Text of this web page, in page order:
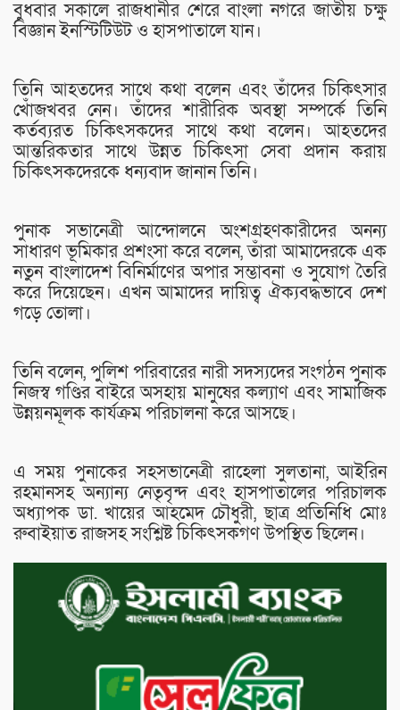
বুধবার সকালে রাজধানীর শেরে বাংলা নগরে জাতীয় চক্ষু
বিজ্ঞান ইনস্টিটিউট ও হাসপাতালে যান।
তিনি আহতদের সাথে কথা বলেন এবং তাঁদের চিকিৎসার
খোঁজখবর নেন। তাঁদের শারীরিক অবস্থা সম্পর্কে তিনি
কর্তব্যরত চিকিৎসকদের সাথে কথা বলেন। আহতদের
আন্তরিকতার সাথে উন্নত চিকিৎসা সেবা প্রদান করায়
চিকিৎসকদেরকে ধন্যবাদ জানান তিনি।
পুনাক সভানেত্রী আন্দোলনে অংশগ্রহণকারীদের অনন্য
সাধারণ ভূমিকার প্রশংসা করে বলেন, তাঁরা আমাদেরকে এক
নতুন বাংলাদেশ বিনির্মাণের অপার সম্ভাবনা ও সুযোগ তৈরি
করে দিয়েছেন। এখন আমাদের দায়িত্ব ঐক্যবদ্ধভাবে দেশ
গড়ে তোলা।
তিনি বলেন, পুলিশ পরিবারের নারী সদস্যদের সংগঠন পুনাক
নিজস্ব গণ্ডির বাইরে অসহায় মানুষের কল্যাণ এবং সামাজিক
উন্নয়নমূলক কার্যক্রম পরিচালনা করে আসছে।
এ সময় পুনাকের সহসভানেত্রী রাহেলা সুলতানা, আইরিন
রহমানসহ অন্যান্য নেতৃবৃন্দ এবং হাসপাতালের পরিচালক
অধ্যাপক ডা. খায়ের আহমেদ চৌধুরী, ছাত্র প্রতিনিধি মোঃ
রুবাইয়াত রাজসহ সংশ্লিষ্ট চিকিৎসকগণ উপস্থিত ছিলেন।